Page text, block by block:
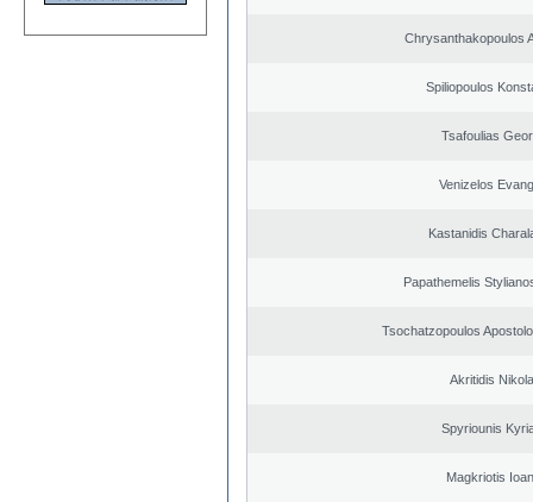
Chrysanthakopoulos
Spiliopoulos
Tsafoulias
Venizelos
Kastanidis
Papathemelis
Tsochatzopoulos
Akritidis
Spyriounis
Magkriotis